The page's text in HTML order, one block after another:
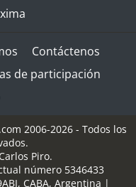
Contáctenos
de participación
2006-2026 - Todos los
Piro.
número 5346433
, CABA, Argentina |